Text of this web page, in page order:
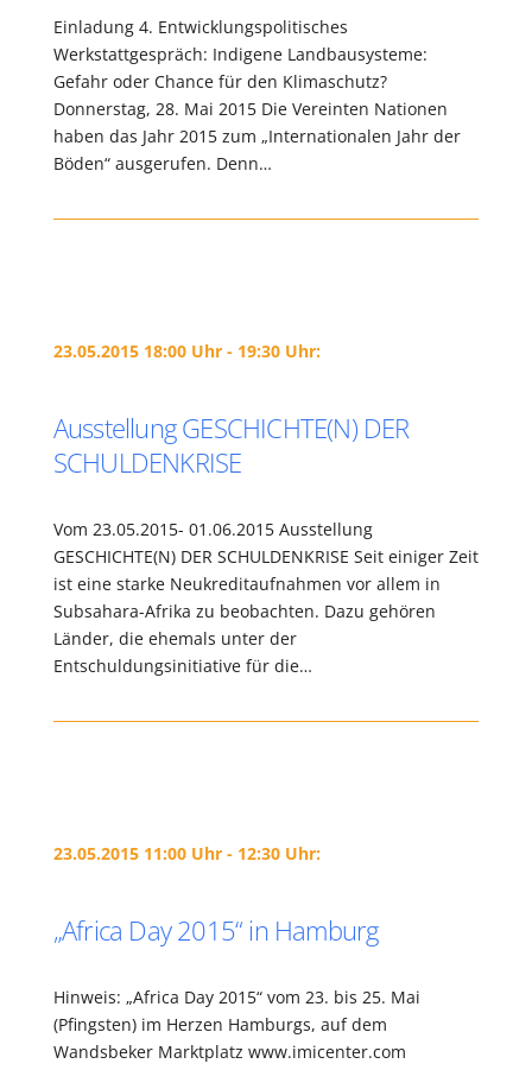
Einladung 4. Entwicklungspolitisches
Werkstattgespräch: Indigene Landbausysteme:
Gefahr oder Chance für den Klimaschutz?
Donnerstag, 28. Mai 2015 Die Vereinten Nationen
haben das Jahr 2015 zum „Internationalen Jahr der
Böden“ ausgerufen. Denn…
23.05.2015 18:00 Uhr - 19:30 Uhr:
Ausstellung GESCHICHTE(N) DER
SCHULDENKRISE
Vom 23.05.2015- 01.06.2015 Ausstellung
GESCHICHTE(N) DER SCHULDENKRISE Seit einiger Zeit
ist eine starke Neukreditaufnahmen vor allem in
Subsahara-Afrika zu beobachten. Dazu gehören
Länder, die ehemals unter der
Entschuldungsinitiative für die…
23.05.2015 11:00 Uhr - 12:30 Uhr:
„Africa Day 2015“ in Hamburg
Hinweis: „Africa Day 2015“ vom 23. bis 25. Mai
(Pfingsten) im Herzen Hamburgs, auf dem
Wandsbeker Marktplatz www.imicenter.com